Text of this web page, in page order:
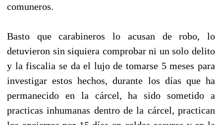
comuneros.
Basto que carabineros lo acusan de robo, lo
detuvieron sin siquiera comprobar ni un solo delito
y la fiscalia se da el lujo de tomarse 5 meses para
investigar estos hechos, durante los días que ha
permanecido en la cárcel, ha sido sometido a
practicas inhumanas dentro de la cárcel, practican